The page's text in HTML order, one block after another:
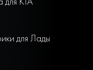
для Лады